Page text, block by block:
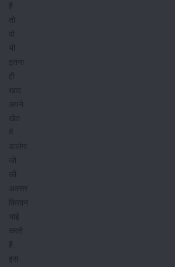
है
तो
वो
भी
इतना
ही
खाद
अपने
खेत
में
डालेगा.
जो
की
अक्सर
किसान
भाई
करते
है.
इस